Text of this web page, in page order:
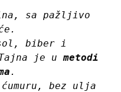
sa pažljivo
biber i
je u metodi
.
bez ulja